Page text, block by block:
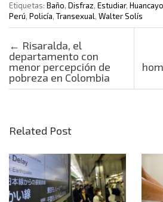
Etiquetas: Baño, Disfraz, Estudiar, Huancayo
Perú, Policía, Transexual, Walter Solís
Post navigation
← Risaralda, el
departamento con
menor percepción de
pobreza en Colombia
Related Post